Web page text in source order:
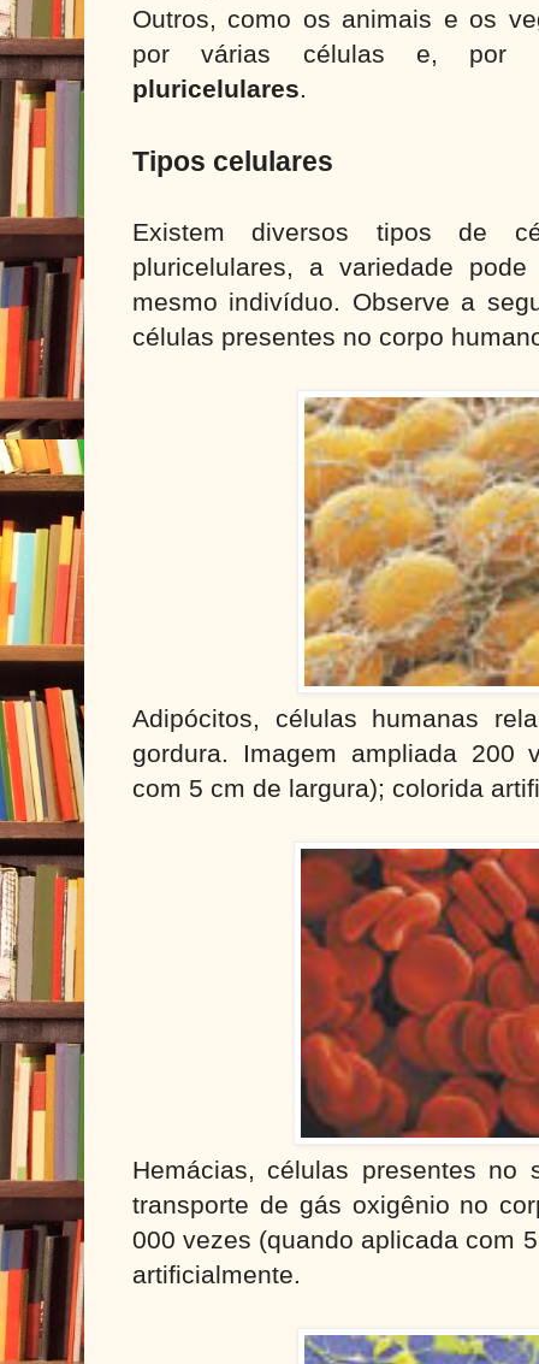
Outros, como os animais e os
por várias células e, por
pluricelulares.
Tipos celulares
Existem diversos tipos de
pluricelulares, a variedade
mesmo indivíduo. Observe a
células presentes no corpo
Adipócitos, células humanas
gordura. Imagem ampliada 200
com 5 cm de largura); colorida
Hemácias, células presentes no
transporte de gás oxigênio no
000 vezes (quando aplicada com
artificialmente.